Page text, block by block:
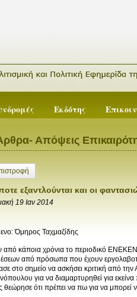
Εκδότης
Απόψεις
εξαντλούνται και οι
19 Ιαν 2014
Όμηρος Ταχμαζίδης
από κάποια χρόνια το περιοδικό
από πρόσωπα που έχουν
στο σημείο να ασκήσει κριτική από
για να διαμαρτυρηθεί για
θεώρησε ότι πρέπει να πω για να μπορεί